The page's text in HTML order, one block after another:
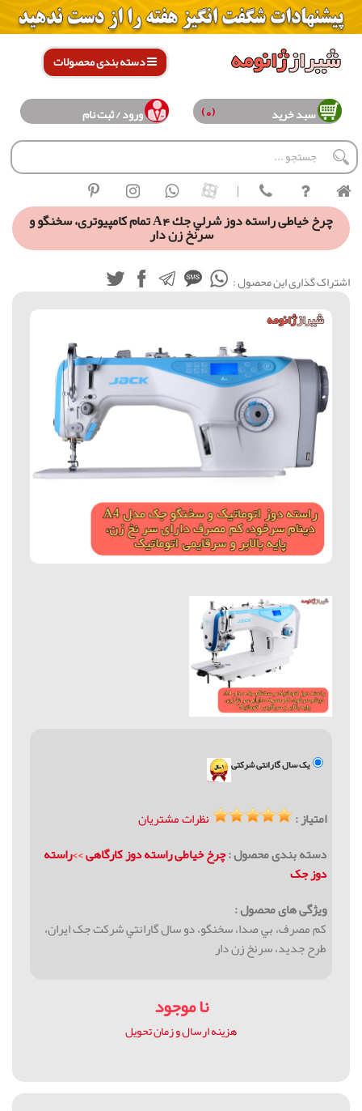
دسته بندی محصولات
سبد خرید (0) ورود / ثبت نام
|
چرخ خیاطی راسته دوز شرلي جك A4 تمام کامپیوتری، سخنگو و
سرنخ زن دار
اشتراک گذاری این محصول :
یک سال گارانتی شرکتی
امتیاز :
نظرات مشتریان
دسته بندی محصول :چرخ خیاطی راسته دوز كارگاهی>>راسته
دوز جک
ویژگی های محصول :
كم مصرف، بي صدا، سخنگو، دو سال گارانتي شرکت جک ایران،
طرح جديد، سرنخ زن دار
نا موجود
هزینه ارسال و زمان تحویل